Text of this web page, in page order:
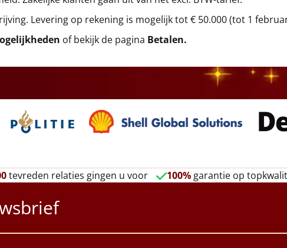
Levering op rekening is mogelijk tot € 50.000 (tot 1
of bekijk de pagina Betalen.
tevreden relaties gingen u voor 100%garantie op